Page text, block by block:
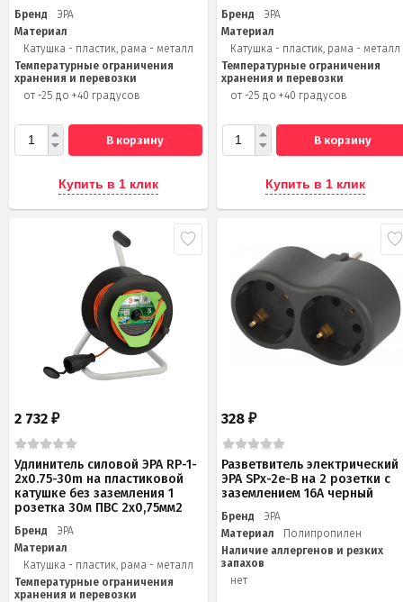
Бренд
ЭРА
Материал
Катушка - пластик, рама - металл
Температурные ограничения
хранения и перевозки
от -25 до +40 градусов
В корзину
Купить в 1 клик
Бренд
ЭРА
Материал
Катушка - пластик, рама - металл
Температурные ограничения
хранения и перевозки
от -25 до +40 градусов
В корзину
Купить в 1 клик
2 732 ₽
Удлинитель силовой ЭРА RP-1-
2x0.75-30m на пластиковой
катушке без заземления 1
розетка 30м ПВС 2х0,75мм2
Бренд
ЭРА
Материал
Катушка - пластик, рама - металл
Температурные ограничения
хранения и перевозки
328₽
Разветвитель электрический
ЭРА SPx-2e-B на 2 розетки с
заземлением 16А черный
Бренд
ЭРА
Материал
Полипропилен
Наличие аллергенов и резких
запахов
нет